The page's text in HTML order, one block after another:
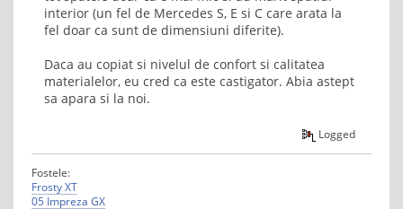
interior (un fel de Mercedes S, E si C care arata la
fel doar ca sunt de dimensiuni diferite).
Daca au copiat si nivelul de confort si calitatea
materialelor, eu cred ca este castigator. Abia astept
sa apara si la noi.
Logged
Fostele:
Frosty XT
05 Impreza GX